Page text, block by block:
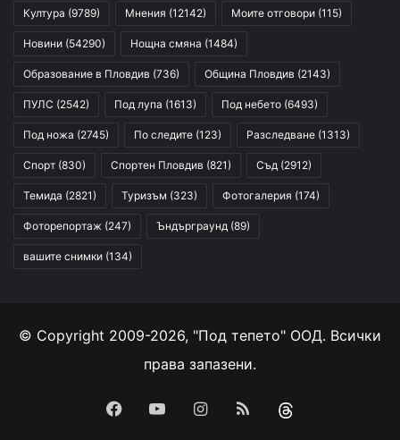
Култура (9789) Мнения (12142) Моите отговори (115)
Новини (54290) Нощна смяна (1484)
Образование в Пловдив (736) Община Пловдив (2143)
ПУЛС (2542) Под лупа (1613) Под небето (6493)
Под ножа (2745) По следите (123) Разследване (1313)
Спорт (830) Спортен Пловдив (821) Съд (2912)
Темида (2821) Туризъм (323) Фотогалерия (174)
Фоторепортаж (247) Ъндърграунд (89)
вашите снимки (134)
© Copyright 2009-2026, "Под тепето" ООД. Всички
права запазени.
Facebook
YouTubeInstagram
RSS